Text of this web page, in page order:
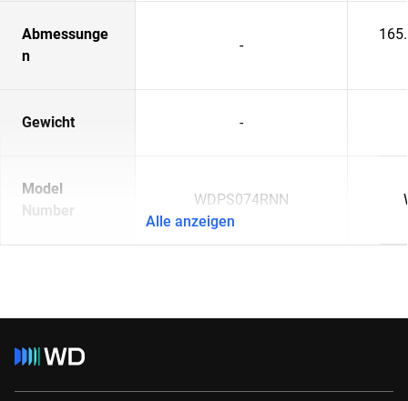
Abmessunge
n
-
Gewicht -
Model
Number
WDPS074RNN
Alle anzeigen